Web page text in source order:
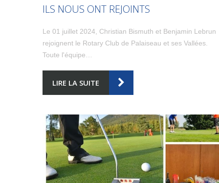
ILS NOUS ONT REJOINTS
Le 01 juillet 2024, Christian Bismuth et Benjamin Lebrun
rejoignent le Rotary Club de Palaiseau et ses Vallées.
Toute l'équipe…
LIRE LA SUITE